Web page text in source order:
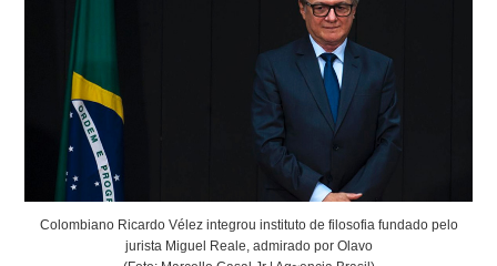
Colombiano Ricardo Vélez integrou instituto de filosofia fundado pelo
jurista Miguel Reale, admirado por Olavo